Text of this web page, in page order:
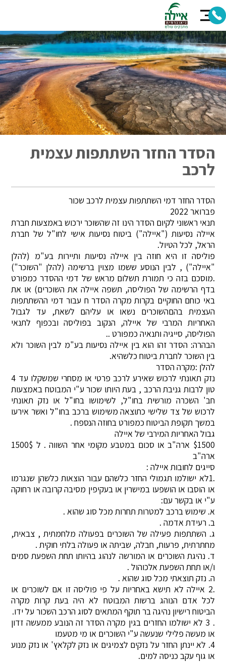
הסדר החזר השתתפות עצמית
לרכב
הסדר החזר דמי השתתפות עצמית לרכב שכור
פברואר 2022
תנאי ראשוני לקיום הסדר הינו זה שהשוכר ירכוש באמצעות חברת
איילה נסיעות ("איילה") ביטוח נסיעות אישי לחו"ל של חברת
הראל, לכל הטיול.
פוליסה זו היא חוזה בין איילה נסיעות ותיירות בע"מ (להלן
"איילה") , לבין הנוסע ששמו מצוין ברשימה (להלן "השוכר")
.מוסכם בזה כי תמורת תשלום מראש של דמי ההסדר כמפורט
בדף הרשימה של הפוליסה, תשפה איילה את השוכרים) או את
באי כוחם החוקיים בקרות מקרה הסדר ח עבור דמי ההשתתפות
העצמית בהםהשוכרים נשאו או עליהם לשאת, עד לגבול
האחריות המרבי של איילה, הנקוב בפוליסה ובכפוף לתנאי
הפוליסה, סייגיה ותנאיה כמפורט ..
הבהרה: הסדר זהו הוא בין איילה נסיעות בע"מ לבין השוכר ולא
בין השוכר לחברת ביטוח כלשהיא.
להלן :מקרה הסדר
נזק תאונתי לרכוש שאירע לרכב פרטי או מסחרי שמשקלו עד 4
טון לרבות גניבת הרכב , בעת היותו שכור ע"י המבוטח באמצעות
חב' השכרה מורשית בחו"ל, לשימושו בחו"ל או נזק תאונתי
לרכוש של צד שלישי כתוצאה משימוש ברכב בחו"ל ואשר אירעו
במשך תקופת הביטוח כמפורט בחוזה הנספח .
גבול האחריות המירבי של איילה
$1500 ארה"ב או סכום במטבע מקומי אחר השווה . ל 1500$
ארה"ב
סייגים לחובות איילה :
.1לא ישולמו תגמולי החזר כלשהם עבור הוצאות כלשהן שנגרמו
או הוסבו או הושפעו במישרין או בעקיפין מסיבה קרובה או רחוקה
ע"י או בקשר עם:
א. שימוש ברכב למטרות תחרות מכל סוג שהוא .
ב. רעידת אדמה .
ג. השתתפות פעילה של השוכרים בפעולה מלחמתית , צבאית,
מחתרתית, פרעות, חבלה, שביתה או פעולה בלתי חוקית .
ד. נהיגת השוכרים או המורשה לנהוג בהיותו תחת השפעת סמים
ו/או תחת השפעת אלכוהול .
ה. נזק תוצאתי מכל סוג שהוא .
.2 איילה לא תישא באחריות על פי פוליסה זו אם לשוכרים או
לכל אדם הנוהג ברשות המבוטח לא היה בעת קרות מקרה
הביטוח רישיון נהיגה בר תוקף המתאים לסוג הרכב השכור על ידו.
. 3 לא ישולמו החזרים בגין מקרה הסדר זה הנובע ממעשה זדון
או מעשה פלילי שנעשה ע"י השוכרים או מי מטעמו
4. לא יינתן החזר על נזקים לצמיגים או נזק לקלאץ' או נזק מנוע
או גוף עקב כניסה למים.